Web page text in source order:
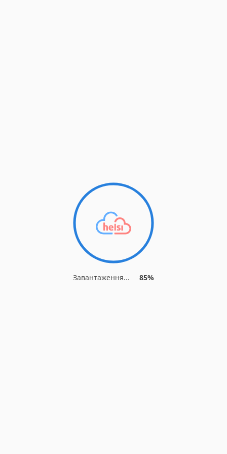
Завантаження... 85%